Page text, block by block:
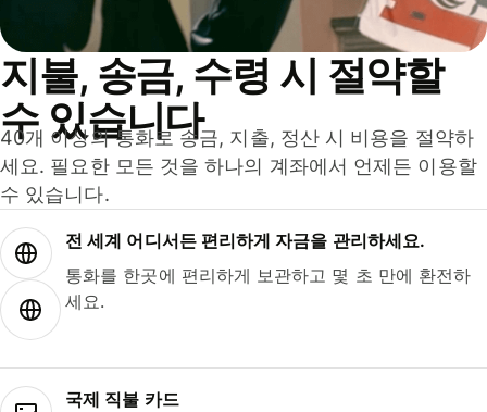
지불, 송금, 수령 시 절약할
수 있습니다
40개 이상의 통화로 송금, 지출, 정산 시 비용을 절약하
세요. 필요한 모든 것을 하나의 계좌에서 언제든 이용할
수 있습니다.
전 세계 어디서든 편리하게 자금을 관리하세요.
통화를 한곳에 편리하게 보관하고 몇 초 만에 환전하
세요.
국제 직불 카드